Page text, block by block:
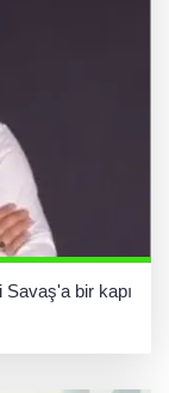
Savaş'a bir kapı